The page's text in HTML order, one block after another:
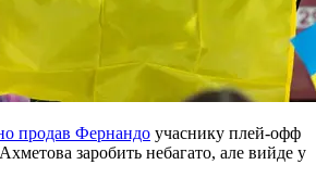
продав Фернандо учаснику плей-офф
заробить небагато, але вийде у